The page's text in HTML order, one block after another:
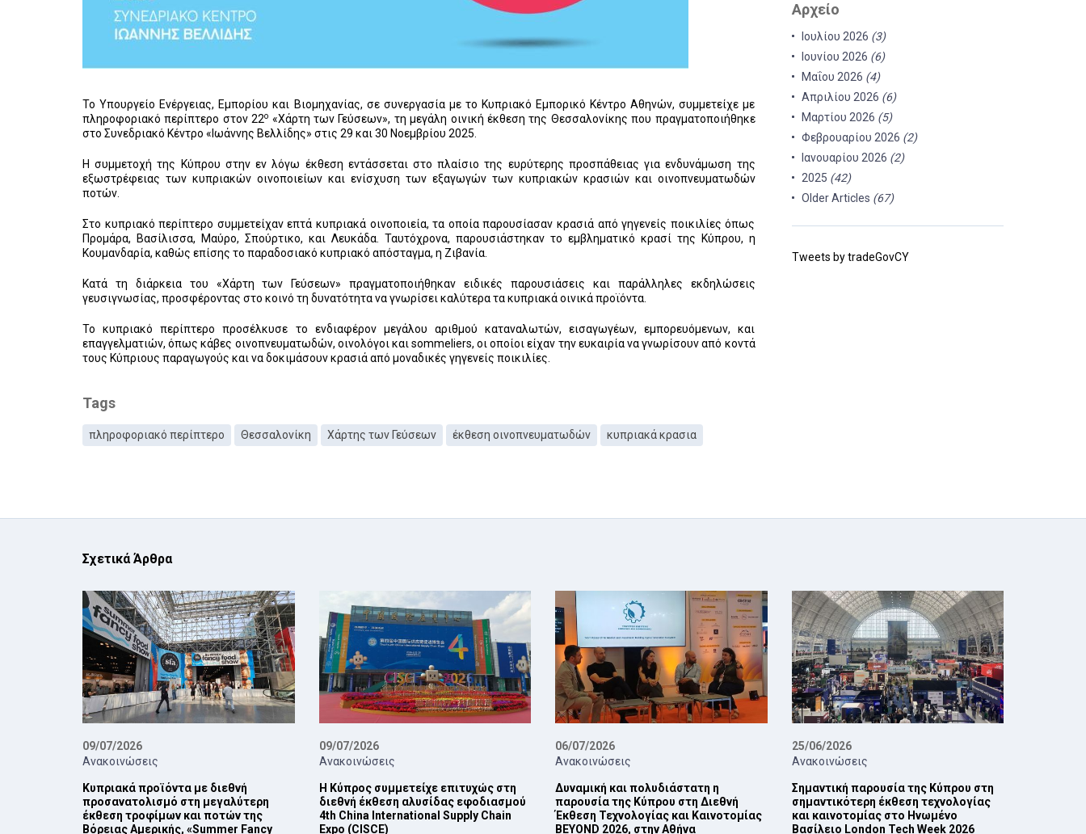
Το Υπουργείο Ενέργειας, Εμπορίου και Βιομηχανίας, σε συνεργασία με το Κυπριακό Εμπορικό Κέντρο Αθηνών, συμμετείχε με
πληροφοριακό περίπτερο στον 22ο «Χάρτη των Γεύσεων», τη μεγάλη οινική έκθεση της Θεσσαλονίκης που πραγματοποιήθηκε
στο Συνεδριακό Κέντρο «Ιωάννης Βελλίδης» στις 29 και 30 Νοεμβρίου 2025.
Η συμμετοχή της Κύπρου στην εν λόγω έκθεση εντάσσεται στο πλαίσιο της ευρύτερης προσπάθειας για ενδυνάμωση της
εξωστρέφειας των κυπριακών οινοποιείων και ενίσχυση των εξαγωγών των κυπριακών κρασιών και οινοπνευματωδών
ποτών.
Στο κυπριακό περίπτερο συμμετείχαν επτά κυπριακά οινοποιεία, τα οποία παρουσίασαν κρασιά από γηγενείς ποικιλίες όπως
Προμάρα, Βασίλισσα, Μαύρο, Σπούρτικο, και Λευκάδα. Ταυτόχρονα, παρουσιάστηκαν το εμβληματικό κρασί της Κύπρου, η
Κουμανδαρία, καθώς επίσης το παραδοσιακό κυπριακό απόσταγμα, η Ζιβανία.
Κατά τη διάρκεια του «Χάρτη των Γεύσεων» πραγματοποιήθηκαν ειδικές παρουσιάσεις και παράλληλες εκδηλώσεις
γευσιγνωσίας, προσφέροντας στο κοινό τη δυνατότητα να γνωρίσει καλύτερα τα κυπριακά οινικά προϊόντα.
Το κυπριακό περίπτερο προσέλκυσε το ενδιαφέρον μεγάλου αριθμού καταναλωτών, εισαγωγέων, εμπορευόμενων, και
επαγγελματιών, όπως κάβες οινοπνευματωδών, οινολόγοι και sommeliers, οι οποίοι είχαν την ευκαιρία να γνωρίσουν από κοντά
τους Κύπριους παραγωγούς και να δοκιμάσουν κρασιά από μοναδικές γηγενείς ποικιλίες.
Tags
πληροφοριακό περίπτερο Θεσσαλονίκη Χάρτης των Γεύσεων έκθεση οινοπνευματωδών κυπριακά κρασια
Αρχείο
Ιουλίου 2026 (3)
Ιουνίου 2026 (6)
Μαΐου 2026 (4)
Απριλίου 2026 (6)
Μαρτίου 2026 (5)
Φεβρουαρίου 2026 (2)
Ιανουαρίου 2026 (2)
2025 (42)
Older Articles (67)
Tweets by tradeGovCY
Σχετικά Άρθρα
09/07/2026
Ανακοινώσεις
Κυπριακά προϊόντα με διεθνή
προσανατολισμό στη μεγαλύτερη
έκθεση τροφίμων και ποτών της
Βόρειας Αμερικής, «Summer Fancy
09/07/2026
Ανακοινώσεις
Η Κύπρος συμμετείχε επιτυχώς στη
διεθνή έκθεση αλυσίδας εφοδιασμού
4th China International Supply Chain
Expo (CISCE)
06/07/2026
Ανακοινώσεις
Δυναμική και πολυδιάστατη η
παρουσία της Κύπρου στη Διεθνή
Έκθεση Τεχνολογίας και Καινοτομίας
BEYOND 2026, στην Αθήνα
25/06/2026
Ανακοινώσεις
Σημαντική παρουσία της Κύπρου στη
σημαντικότερη έκθεση τεχνολογίας
και καινοτομίας στο Ηνωμένο
Βασίλειο London Tech Week 2026